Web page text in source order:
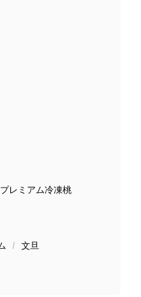
プレミアム冷凍桃
文旦